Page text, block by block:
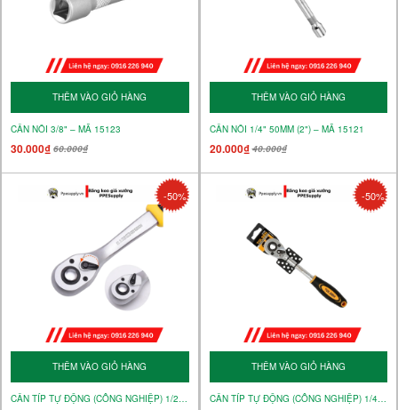
THÊM VÀO GIỎ HÀNG
CẦN NỐI 3/8" – MÃ 15123
30.000₫ 60.000₫
THÊM VÀO GIỎ HÀNG
CẦN NỐI 1/4" 50MM (2") – MÃ 15121
20.000₫40.000₫
-50%
THÊM VÀO GIỎ HÀNG
CẦN TÍP TỰ ĐỘNG (CÔNG NGHIỆP) 1/2" – MÃ 16120
-50%
THÊM VÀO GIỎ HÀNG
CẦN TÍP TỰ ĐỘNG (CÔNG NGHIỆP) 1/4" – MÃ 16118